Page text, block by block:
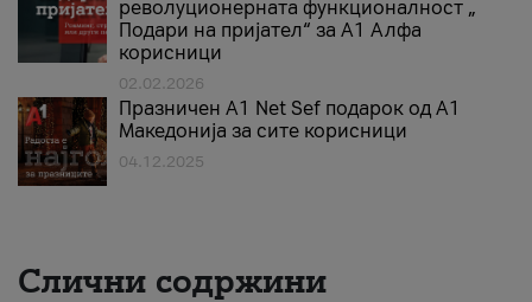
револуционерната функционалност „
Подари на пријател“ за А1 Алфа
корисници
02.02.2026
Празничен A1 Net Sеf подарок од А1
Македонија за сите корисници
04.12.2025
Слични содржини